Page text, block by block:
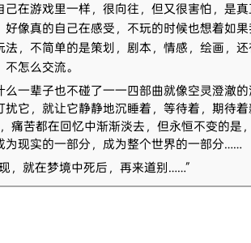
己在游戏里一样，很向往，但又很害怕，是
好像真的自己在感受，不玩的时候也想着如
，不简单的是策划，剧本，情感，绘画，
怎么交流。
一辈子也不碰了一一四部曲就像空灵澄澈
它，就让它静静地沉睡着，等待着，期待
痛苦都在回忆中渐渐淡去，但永恒不变的是
为现实的一部分，成为整个世界的一部分……
，就在梦境中死后，再来道别……”